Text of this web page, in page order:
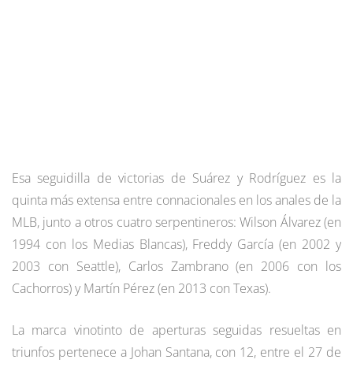
Esa seguidilla de victorias de Suárez y Rodríguez es la
quinta más extensa entre connacionales en los anales de la
MLB, junto a otros cuatro serpentineros: Wilson Álvarez (en
1994 con los Medias Blancas), Freddy García (en 2002 y
2003 con Seattle), Carlos Zambrano (en 2006 con los
Cachorros) y Martín Pérez (en 2013 con Texas).
La marca vinotinto de aperturas seguidas resueltas en
triunfos pertenece a Johan Santana, con 12, entre el 27 de